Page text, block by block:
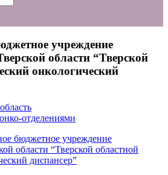
учреждение
области “Тверской
онкологический
отделениями
бюджетное учреждение
области “Тверской областной
диспансер”